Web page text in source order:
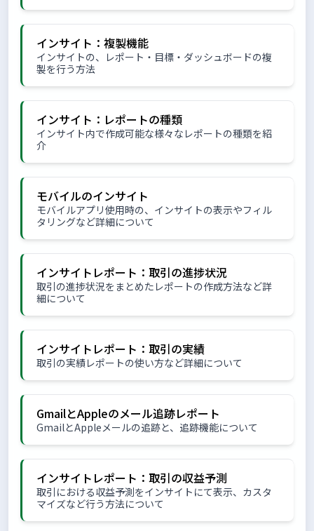
インサイト：複製機能
インサイトの、レポート・目標・ダッシュボードの複
製を行う方法
インサイト：レポートの種類
インサイト内で作成可能な様々なレポートの種類を紹
介
モバイルのインサイト
モバイルアプリ使用時の、インサイトの表示やフィル
タリングなど詳細について
インサイトレポート：取引の進捗状況
取引の進捗状況をまとめたレポートの作成方法など詳
細について
インサイトレポート：取引の実績
取引の実績レポートの使い方など詳細について
GmailとAppleのメール追跡レポート
GmailとAppleメールの追跡と、追跡機能について
インサイトレポート：取引の収益予測
取引における収益予測をインサイトにて表示、カスタ
マイズなど行う方法について